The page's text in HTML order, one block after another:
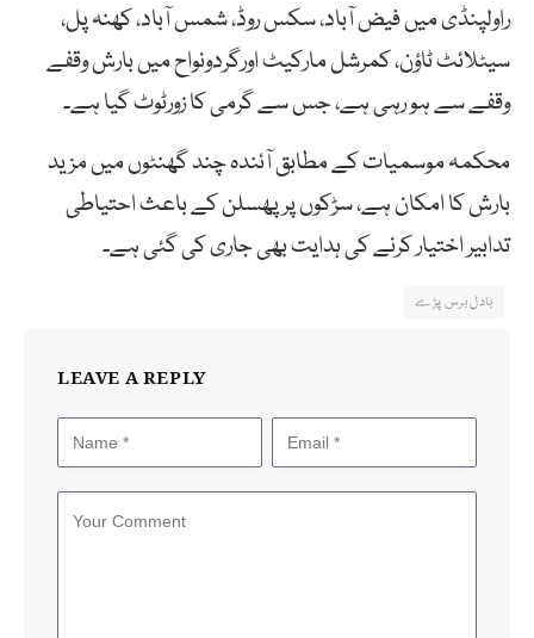
راولپنڈی میں فیض آباد، سکس روڈ، شمس آباد، کھنہ پل،
سیٹلائٹ ٹاؤن، کمرشل مارکیٹ اورگردونواح میں بارش وقفے
وقفے سے ہو رہی ہے، جس سے گرمی کا زورٹوٹ گیا ہے۔
محکمہ موسمیات کے مطابق آئندہ چند گھنٹوں میں مزید
بارش کا امکان ہے، سڑکوں پر پھسلن کے باعث احتیاطی
تدابیر اختیار کرنے کی ہدایت بھی جاری کی گئی ہے۔
بادل برس پڑے
LEAVE A REPLY